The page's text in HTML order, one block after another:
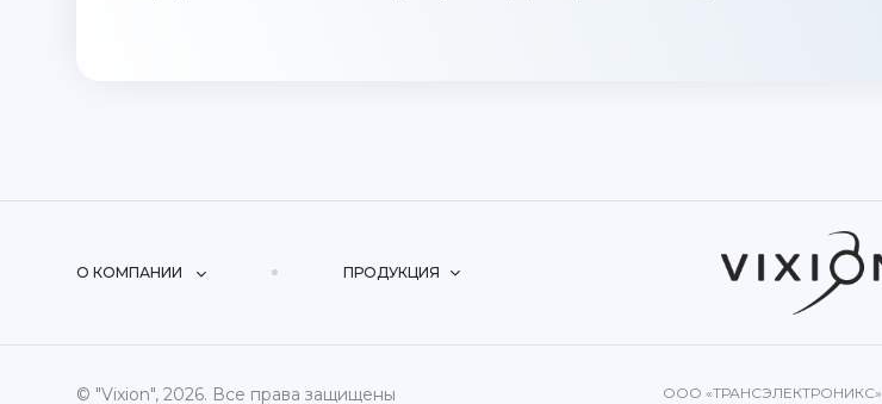
О КОМПАНИИ ПРОДУКЦИЯ
© "Vixion", 2026. Все права защищены ООО «ТРАНСЭЛЕКТРОНИКС»